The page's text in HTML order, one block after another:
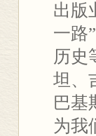
出版
一路
历史
坦、
巴基
为我